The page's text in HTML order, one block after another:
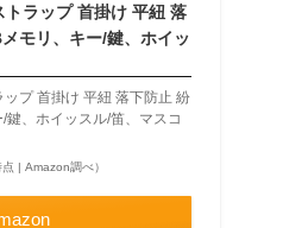
ラップ 首掛け 平紐 落
モリ、キー/鍵、ホイッ
プ 首掛け 平紐 落下防止 紛
鍵、ホイッスル/笛、マスコ
| Amazon調べ）